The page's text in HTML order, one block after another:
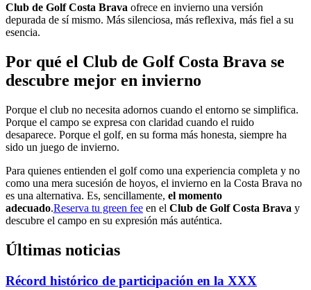
Club de Golf Costa Brava ofrece en invierno una versión
depurada de sí mismo. Más silenciosa, más reflexiva, más fiel a su
esencia.
Por qué el Club de Golf Costa Brava se
descubre mejor en invierno
Porque el club no necesita adornos cuando el entorno se simplifica.
Porque el campo se expresa con claridad cuando el ruido
desaparece. Porque el golf, en su forma más honesta, siempre ha
sido un juego de invierno.
Para quienes entienden el golf como una experiencia completa y no
como una mera sucesión de hoyos, el invierno en la Costa Brava no
es una alternativa. Es, sencillamente, el momento
adecuado.Reserva tu green fee en el Club de Golf Costa Brava y
descubre el campo en su expresión más auténtica.
Últimas noticias
Récord histórico de participación en la XXX